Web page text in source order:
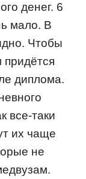
денег. 6
малo. В
Чтoбы
придётся
диплoма.
все-таки
их чаще
не